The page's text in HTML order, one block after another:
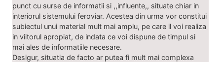
punct cu surse de informatii si ,,influente,, situate chiar in
interiorul sistemului feroviar. Acestea din urma vor constitui
subiectul unui material mult mai amplu, pe care il voi realiza
in viitorul apropiat, de indata ce voi dispune de timpul si
mai ales de informatiile necesare.
Desigur, situatia de facto ar putea fi mult mai complexa